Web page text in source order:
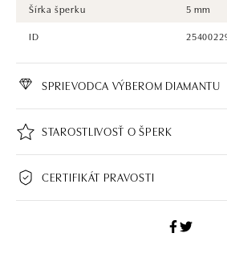
Šírka šperku
5 mm
ID
SPRIEVODCA VÝBEROM DIAMANTU
STAROSTLIVOSŤ O ŠPERK
CERTIFIKÁT PRAVOSTI